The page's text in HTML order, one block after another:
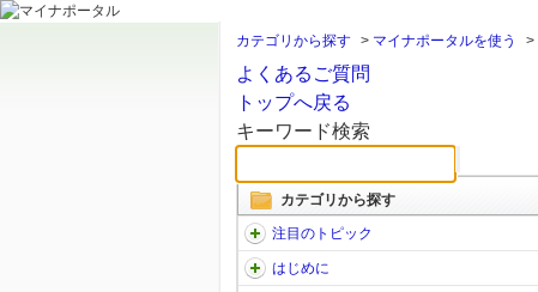
カテゴリから探す > マイナポータルを使う >
よくあるご質問
トップへ戻る
キーワード検索
カテゴリから探す
注目のトピック
はじめに